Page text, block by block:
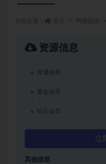
资源信息
普通会员
黄金会员
钻石会员
立
其他信息